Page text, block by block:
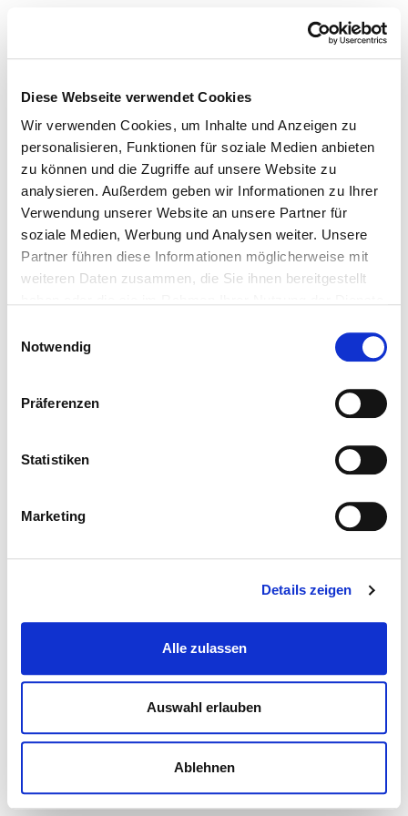
Diese Webseite verwendet Cookies
Wir verwenden Cookies, um Inhalte und Anzeigen zu
personalisieren, Funktionen für soziale Medien anbieten
zu können und die Zugriffe auf unsere Website zu
analysieren. Außerdem geben wir Informationen zu Ihrer
Verwendung unserer Website an unsere Partner für
soziale Medien, Werbung und Analysen weiter. Unsere
Partner führen diese Informationen möglicherweise mit
weiteren Daten zusammen, die Sie ihnen bereitgestellt
Notwendig
Präferenzen
Statistiken
Marketing
Details zeigen
Alle zulassen
Auswahl erlauben
Ablehnen